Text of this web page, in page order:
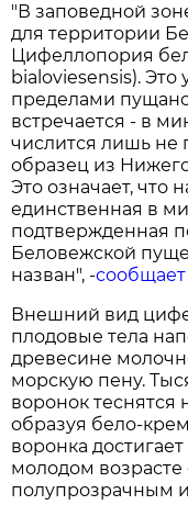
"В заповедной
для территории
Цифеллопория
bialoviesensis). Это
пределами
встречается - в
числится лишь
образец из
Это означает, что
единственная в
подтвержденная
Беловежской
назван", -сообщает
Внешний вид
плодовые тела
древесине
морскую пену.
воронок
образуя бело-
воронка
молодом возрасте
полупрозрачным